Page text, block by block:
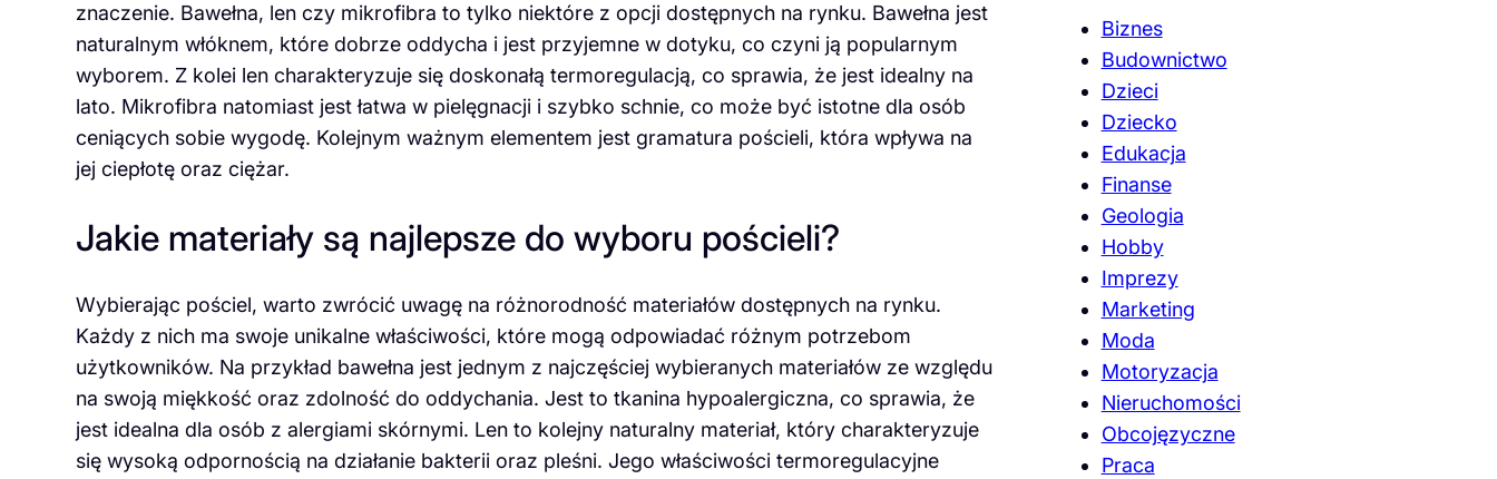
znaczenie. Bawełna, len czy mikrofibra to tylko niektóre z opcji dostępnych na rynku. Bawełna jest
naturalnym włóknem, które dobrze oddycha i jest przyjemne w dotyku, co czyni ją popularnym
wyborem. Z kolei len charakteryzuje się doskonałą termoregulacją, co sprawia, że jest idealny na
lato. Mikrofibra natomiast jest łatwa w pielęgnacji i szybko schnie, co może być istotne dla osób
ceniących sobie wygodę. Kolejnym ważnym elementem jest gramatura pościeli, która wpływa na
jej ciepłotę oraz ciężar.
Jakie materiały są najlepsze do wyboru pościeli?
Wybierając pościel, warto zwrócić uwagę na różnorodność materiałów dostępnych na rynku.
Każdy z nich ma swoje unikalne właściwości, które mogą odpowiadać różnym potrzebom
użytkowników. Na przykład bawełna jest jednym z najczęściej wybieranych materiałów ze względu
na swoją miękkość oraz zdolność do oddychania. Jest to tkanina hypoalergiczna, co sprawia, że
jest idealna dla osób z alergiami skórnymi. Len to kolejny naturalny materiał, który charakteryzuje
się wysoką odpornością na działanie bakterii oraz pleśni. Jego właściwości termoregulacyjne
Biznes
Budownictwo
Dzieci
Dziecko
Edukacja
Finanse
Geologia
Hobby
Imprezy
Marketing
Moda
Motoryzacja
Nieruchomości
Obcojęzyczne
Praca